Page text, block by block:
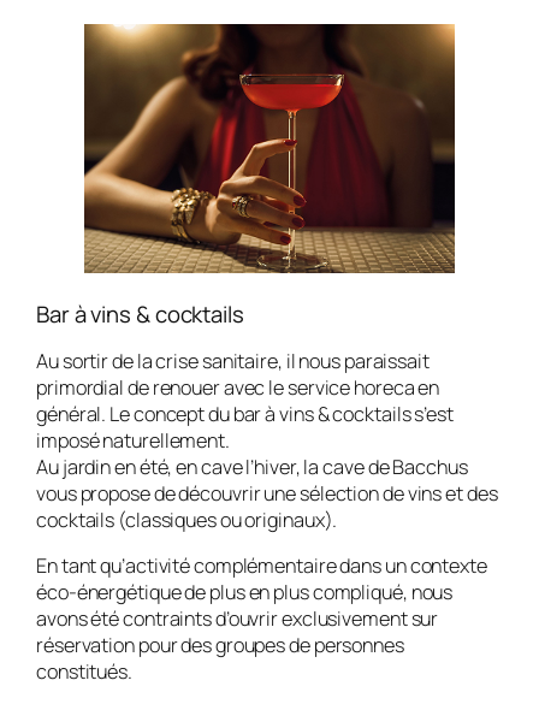
Bar à vins & cocktails
Au sortir de la crise sanitaire, il nous paraissait
primordial de renouer avec le service horeca en
général. Le concept du bar à vins & cocktails s’est
imposé naturellement.
Au jardin en été, en cave l’hiver, la cave de Bacchus
vous propose de découvrir une sélection de vins et des
cocktails (classiques ou originaux).
En tant qu’activité complémentaire dans un contexte
éco-énergétique de plus en plus compliqué, nous
avons été contraints d’ouvrir exclusivement sur
réservation pour des groupes de personnes
constitués.